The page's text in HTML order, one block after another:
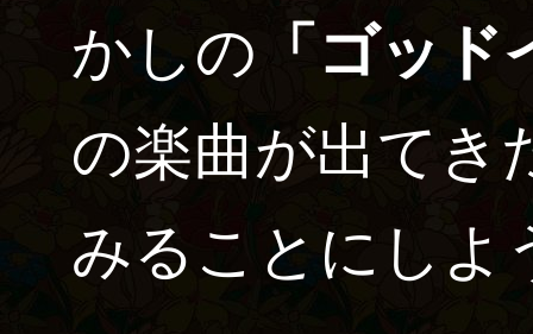
かしの 「ゴッ
の楽曲が出てき
みることにしよ